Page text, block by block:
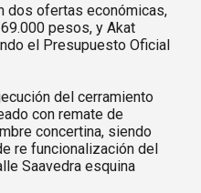
dos ofertas económicas,
pesos, y Akat
el Presupuesto Oficial
del cerramiento
con remate de
concertina, siendo
re funcionalización del
Saavedra esquina